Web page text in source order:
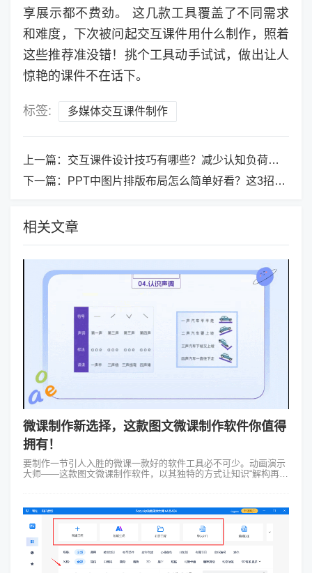
享展示都不费劲。 这几款工具覆盖了不同需求
和难度，下次被问起交互课件用什么制作，照着
这些推荐准没错！挑个工具动手试试，做出让人
惊艳的课件不在话下。
标签: 多媒体交互课件制作
上一篇： 交互课件设计技巧有哪些？减少认知负荷的信息简化4原则
下一篇：
PPT中图片排版布局怎么简单好看？这3招让你翻身做设计之神
相关文章
微课制作新选择，这款图文微课制作软件你值得
拥有！
要制作一节引人入胜的微课一款好的软件工具必不可少。动画演示
大师——这款图文微课制作软件，以其独特的方式让知识“解构再创